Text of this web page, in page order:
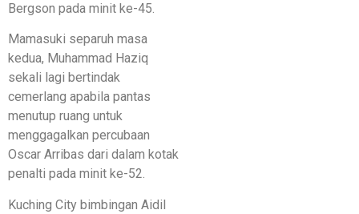
Bergson pada minit ke-45.
Mamasuki separuh masa
kedua, Muhammad Haziq
sekali lagi bertindak
cemerlang apabila pantas
menutup ruang untuk
menggagalkan percubaan
Oscar Arribas dari dalam kotak
penalti pada minit ke-52.
Kuching City bimbingan Aidil